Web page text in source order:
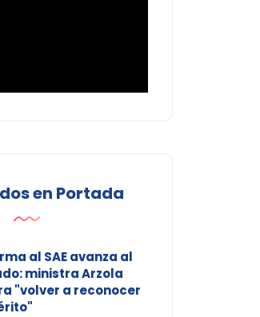
en Portada
al SAE avanza al
ministra Arzola
"volver a reconocer